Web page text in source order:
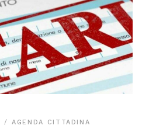
AGENDA CITTADINA